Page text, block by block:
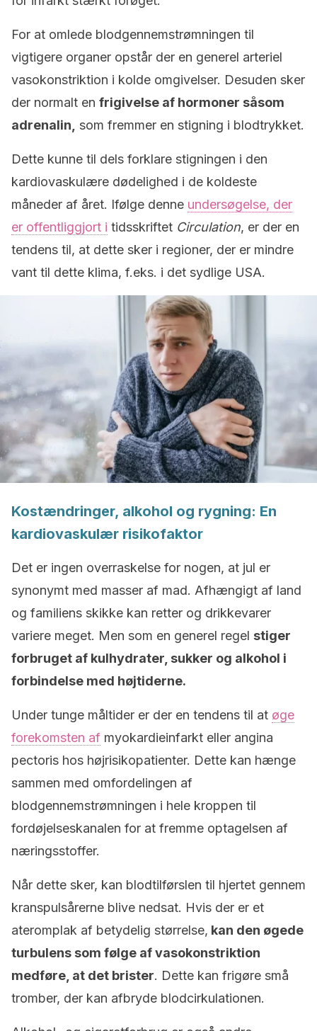
For at omlede blodgennemstrømningen til
vigtigere organer opstår der en generel arteriel
vasokonstriktion i kolde omgivelser. Desuden sker
der normalt en frigivelse af hormoner såsom
adrenalin, som fremmer en stigning i blodtrykket.
Dette kunne til dels forklare stigningen i den
kardiovaskulære dødelighed i de koldeste
måneder af året. Ifølge denne undersøgelse, der
er offentliggjort i tidsskriftet Circulation, er der en
tendens til, at dette sker i regioner, der er mindre
vant til dette klima, f.eks. i det sydlige USA.
Kostændringer, alkohol og rygning: En
kardiovaskulær risikofaktor
Det er ingen overraskelse for nogen, at jul er
synonymt med masser af mad. Afhængigt af land
og familiens skikke kan retter og drikkevarer
variere meget. Men som en generel regel stiger
forbruget af kulhydrater, sukker og alkohol i
forbindelse med højtiderne.
Under tunge måltider er der en tendens til at øge
forekomsten af myokardieinfarkt eller angina
pectoris hos højrisikopatienter. Dette kan hænge
sammen med omfordelingen af
blodgennemstrømningen i hele kroppen til
fordøjelseskanalen for at fremme optagelsen af
næringsstoffer.
Når dette sker, kan blodtilførslen til hjertet gennem
kranspulsårerne blive nedsat. Hvis der er et
ateromplak af betydelig størrelse, kan den øgede
turbulens som følge af vasokonstriktion
medføre, at det brister. Dette kan frigøre små
tromber, der kan afbryde blodcirkulationen.